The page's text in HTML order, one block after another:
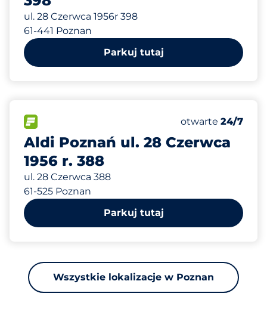
ul. 28 Czerwca 1956r 398
61-441 Poznan
Parkuj tutaj
Aldi Poznań ul. 28 Czerwca
1956 r. 388
ul. 28 Czerwca 388
61-525 Poznan
Liczba miejsc
Całkowita
Piątek&nbsp
otwarte 24/7
483 m
Parkuj tutaj
Wszystkie lokalizacje w Poznan